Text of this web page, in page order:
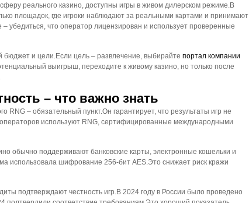
реального казино, доступны игры в живом дилерском режиме.В
площадок, где игроки наблюдают за реальными картами и принимают
убедиться, что оператор лицензирован и использует проверенные
бюджет и цели.Если цель – развлечение, выбирайте портал компании
выигрыш, переходите к живому казино, но только после
– что важно знать
RNG – обязательный пункт.Он гарантирует, что результаты игр не
используют RNG, сертифицированные международными
обычно поддерживают банковские карты, электронные кошельки и
использовала шифрование 256‑бит AES.Это снижает риск кражи
подтверждают честность игр.В 2024 году в России было проведено